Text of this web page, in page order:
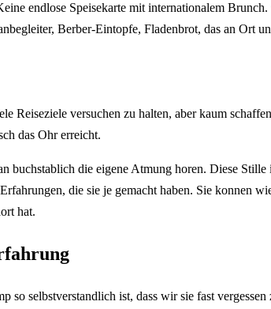
endlose Speisekarte mit internationalem
Berber-Eintopfe, Fladenbrot, das an Ort
Reiseziele versuchen zu halten, aber kaum
das Ohr erreicht.
buchstablich die eigene Atmung horen. Diese
die sie je gemacht haben. Sie konnen
hat.
so selbstverstandlich ist, dass wir sie fast